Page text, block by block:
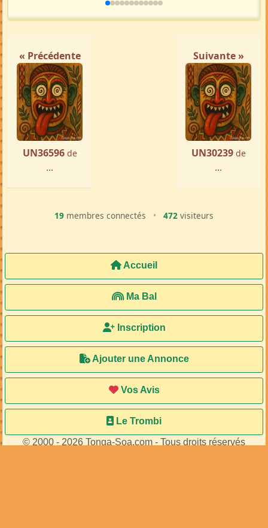
« Précédente
UN36596 de
...
Suivante »
UN30239 de
...
19 membres connectés • 472 visiteurs
Accueil
Ma Bal
Inscription
Ajouter une Annonce
Vos Avis
Le Trombi
© 2000 - 2026 Tonga-Soa.com - Tous droits réservés